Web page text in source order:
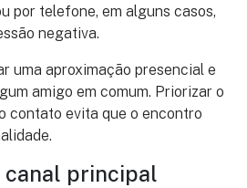
por telefone, em alguns casos,
negativa.
uma aproximação presencial e
amigo em comum. Priorizar o
contato evita que o encontro
canal principal